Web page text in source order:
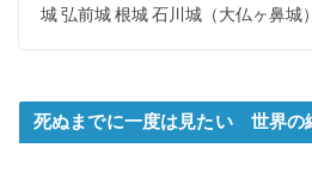
城 弘前城 根城 石川城（大仏ヶ鼻城
死ぬまでに一度は見たい 世界の